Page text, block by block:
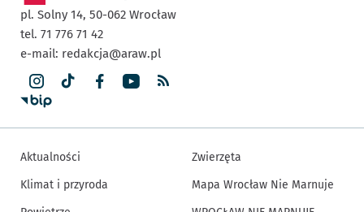
pl. Solny 14, 50-062 Wrocław
tel. 71 776 71 42
e-mail: redakcja@araw.pl
Aktualności
Klimat i przyroda
Zwierzęta
Mapa Wrocław Nie Marnuje